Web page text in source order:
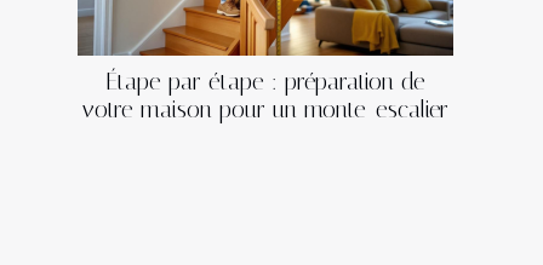
Étape par étape : préparation de
votre maison pour un monte-escalier